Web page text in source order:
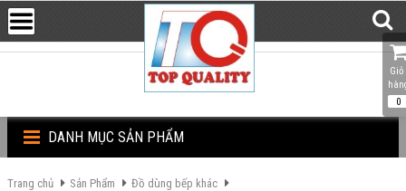
DANH MỤC SẢN PHẨM
Trang chủ Sản Phẩm
Đồ dùng bếp khác
Giỏ
0